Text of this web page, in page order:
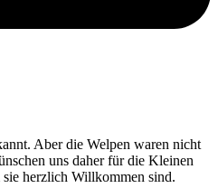
Aber die Welpen waren nicht
uns daher für die Kleinen
herzlich Willkommen sind.